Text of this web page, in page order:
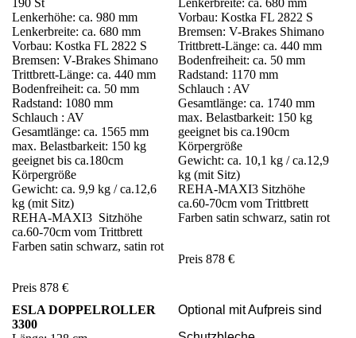
190 St
Lenkerhöhe: ca. 980 mm
Lenkerbreite: ca. 680 mm
Vorbau: Kostka FL 2822 S
Bremsen: V-Brakes Shimano
Trittbrett-Länge: ca. 440 mm
Bodenfreiheit: ca. 50 mm
Radstand: 1080 mm
Schlauch : AV
Gesamtlänge: ca. 1565 mm
max. Belastbarkeit: 150 kg
geeignet bis ca.180cm
Körpergröße
Gewicht: ca. 9,9 kg / ca.12,6
kg (mit Sitz)
REHA-MAXI3 Sitzhöhe
ca.60-70cm vom Trittbrett
Farben satin schwarz, satin rot
Preis 878 €
Lenkerbreite: ca. 680 mm
Vorbau: Kostka FL 2822 S
Bremsen: V-Brakes Shimano
Trittbrett-Länge: ca. 440 mm
Bodenfreiheit: ca. 50 mm
Radstand: 1170 mm
Schlauch : AV
Gesamtlänge: ca. 1740 mm
max. Belastbarkeit: 150 kg
geeignet bis ca.190cm
Körpergröße
Gewicht: ca. 10,1 kg / ca.12,9
kg (mit Sitz)
REHA-MAXI3 Sitzhöhe
ca.60-70cm vom Trittbrett
Farben satin schwarz, satin rot
Preis 878 €
ESLA DOPPELROLLER
3300
Optional mit Aufpreis sind